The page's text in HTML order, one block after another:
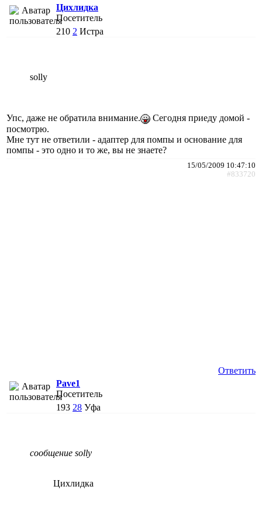
Цихлидка
Посетитель
210 2 Истра
solly
Упс, даже не обратила внимание.
Сегодня приеду домой -
посмотрю.
Мне тут не ответили - адаптер для помпы и основание для
помпы - это одно и то же, вы не знаете?
15/05/2009 10:47:10
#833720
Ответить
Pave1
Посетитель
193 28 Уфа
сообщение solly
Цихлидка